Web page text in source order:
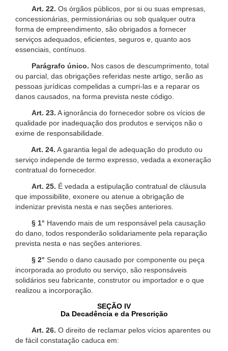
Art. 22. Os órgãos públicos, por si ou suas empresas,
concessionárias, permissionárias ou sob qualquer outra
forma de empreendimento, são obrigados a fornecer
serviços adequados, eficientes, seguros e, quanto aos
essenciais, contínuos.
Parágrafo único. Nos casos de descumprimento, total
ou parcial, das obrigações referidas neste artigo, serão as
pessoas jurídicas compelidas a cumpri-las e a reparar os
danos causados, na forma prevista neste código.
Art. 23. A ignorância do fornecedor sobre os vícios de
qualidade por inadequação dos produtos e serviços não o
exime de responsabilidade.
Art. 24. A garantia legal de adequação do produto ou
serviço independe de termo expresso, vedada a exoneração
contratual do fornecedor.
Art. 25. É vedada a estipulação contratual de cláusula
que impossibilite, exonere ou atenue a obrigação de
indenizar prevista nesta e nas seções anteriores.
§ 1° Havendo mais de um responsável pela causação
do dano, todos responderão solidariamente pela reparação
prevista nesta e nas seções anteriores.
§ 2° Sendo o dano causado por componente ou peça
incorporada ao produto ou serviço, são responsáveis
solidários seu fabricante, construtor ou importador e o que
realizou a incorporação.
SEÇÃO IV
Da Decadência e da Prescrição
Art. 26. O direito de reclamar pelos vícios aparentes ou
de fácil constatação caduca em: